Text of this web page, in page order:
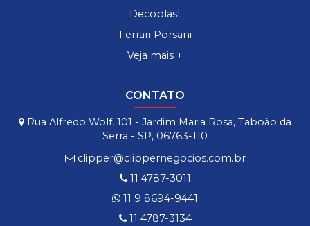
Decoplast
Ferrari Porsani
Veja mais +
CONTATO
Rua Alfredo Wolf, 101 - Jardim Maria Rosa, Taboão da
Serra - SP, 06763-110
clipper@clippernegocios.com.br
11 4787-3011
11 9 8694-9441
11 4787-3134